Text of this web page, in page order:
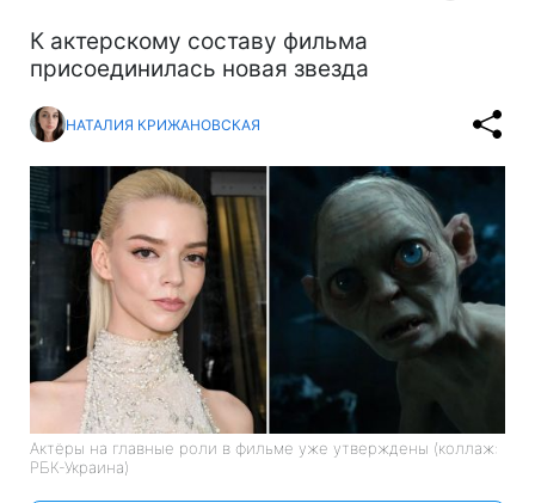
К актерскому составу фильма
присоединилась новая звезда
НАТАЛИЯ КРИЖАНОВСКАЯ
Актёры на главные роли в фильме уже утверждены (коллаж:
РБК-Украина)